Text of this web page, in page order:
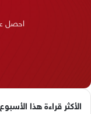
احصل
الأكثر قراءة هذا الأسبوع